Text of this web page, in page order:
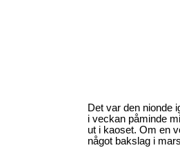
Det var den nionde
i veckan påminde
ut i kaoset. Om en
något bakslag i